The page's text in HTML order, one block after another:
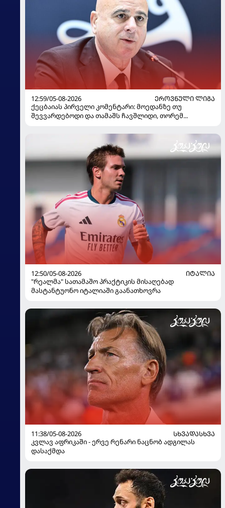
12:59/05-08-2026
ᲔᲠᲝᲕᲜᲣᲚᲘ ᲚᲘᲒᲐ
ქეცბაიას პირველი კომენტარი: მოედანზე თუ
შევვარდებოდი და თამაშს ჩავშლიდი, თორემ...
12:50/05-08-2026
ᲘᲢᲐᲚᲘᲐ
"რეალმა" სათამაშო პრაქტიკის მისაღებად
მასტანტუონო იტალიაში გაანათხოვრა
11:38/05-08-2026
ᲡᲮᲕᲐᲓᲐᲡᲮᲕᲐ
კვლავ აფრიკაში - ერვე რენარი ნაცნობ ადგილას
დასაქმდა